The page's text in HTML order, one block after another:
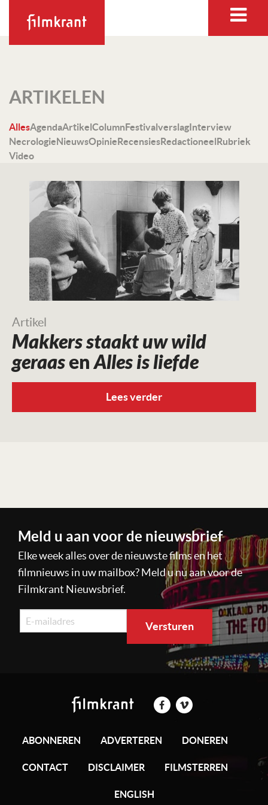
ARTIKELEN
AllesAgendaArtikelColumnFestivalverslagInterview
NecrologieNieuwsOpinieRecensiesRedactioneelRubriek
Video
Artikel
Makkers staakt uw wild
geraasenAlles is liefde
Lees verder
Meld u aan voor de nieuwsbrief
Elke week alles over de nieuwste films en het
filmnieuws in uw mailbox? Meld u nu aan voor de
Filmkrant Nieuwsbrief.
ABONNEREN ADVERTEREN DONEREN
CONTACT DISCLAIMER FILMSTERREN
ENGLISH